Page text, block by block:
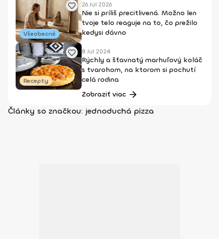
Všeobecné
26 Júl 2026
Nie si príliš precitlivená. Možno len
tvoje telo reaguje na to, čo prežilo
kedysi dávno
Recepty
8 Júl 2024
Rýchly a šťavnatý marhuľový koláč
s tvarohom, na ktorom si pochutí
celá rodina
Zobraziť viac
Články so značkou: jednoduchá pizza